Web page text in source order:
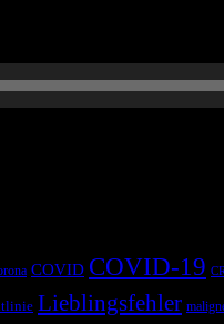
COVID COVID-19
Lieblingsfehler